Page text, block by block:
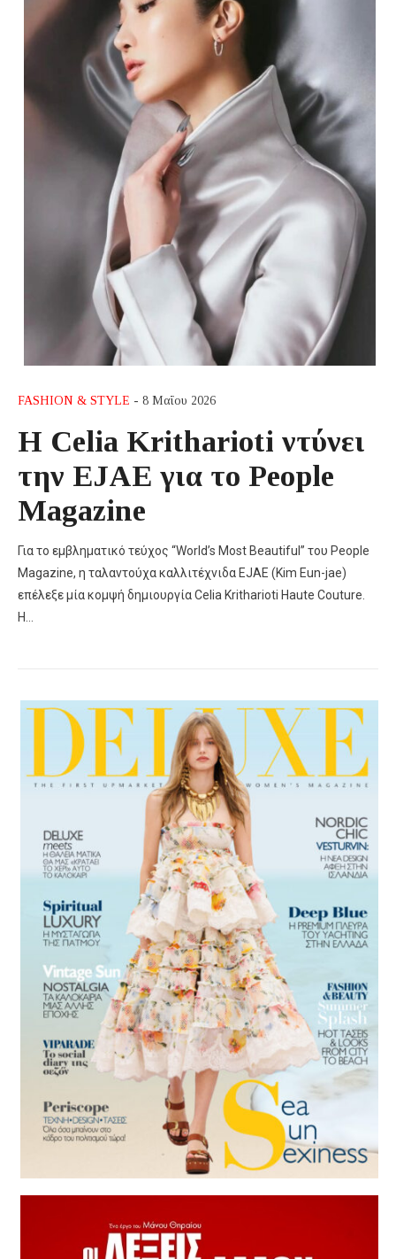
FASHION & STYLE - 8 Μαΐου 2026
Η Celia Kritharioti ντύνει
την EJAE για το People
Magazine
Για το εμβληματικό τεύχος “World’s Most Beautiful” του People
Magazine, η ταλαντούχα καλλιτέχνιδα EJAE (Kim Eun-jae)
επέλεξε μία κομψή δημιουργία Celia Kritharioti Haute Couture.
Η…